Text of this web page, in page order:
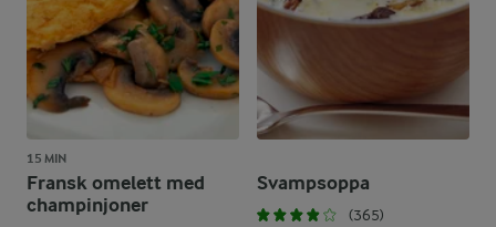
15 MIN
Fransk omelett med
champinjoner
Svampsoppa
(365)